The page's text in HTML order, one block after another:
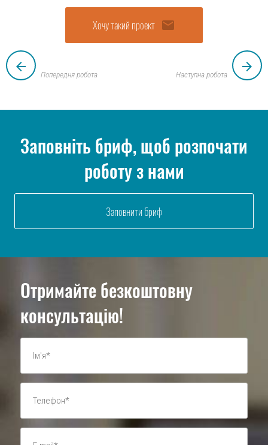
Хочу такий проект email
arrow_back
Попередня робота Наступна робота
arrow_forward
Заповніть бриф, щоб розпочати
роботу з нами
Заповнити бриф
Отримайте безкоштовну
консультацію!